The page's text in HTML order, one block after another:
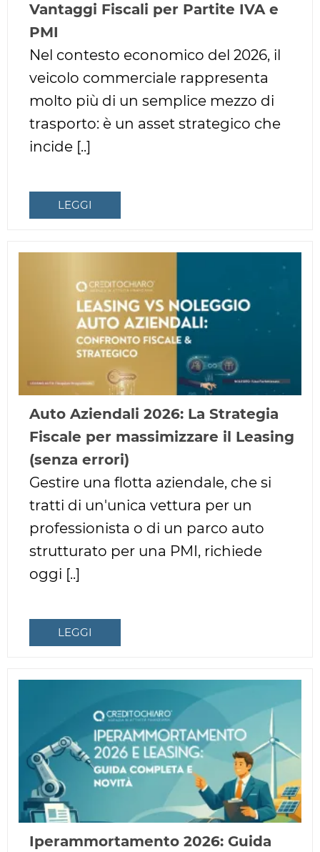
Vantaggi Fiscali per Partite IVA e
PMI
Nel contesto economico del 2026, il
veicolo commerciale rappresenta
molto più di un semplice mezzo di
trasporto: è un asset strategico che
incide [..]
LEGGI
Auto Aziendali 2026: La Strategia
Fiscale per massimizzare il Leasing
(senza errori)
Gestire una flotta aziendale, che si
tratti di un'unica vettura per un
professionista o di un parco auto
strutturato per una PMI, richiede
oggi [..]
LEGGI
Iperammortamento 2026: Guida